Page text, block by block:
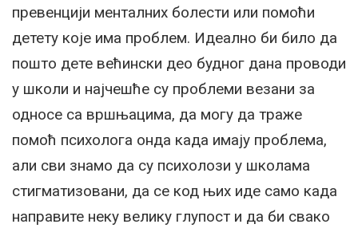
превенцији менталних болести или помоћи
детету које има проблем. Идеално би било да
пошто дете већински део будног дана проводи
у школи и најчешће су проблеми везани за
односе са вршњацима, да могу да траже
помоћ психолога онда када имају проблема,
али сви знамо да су психолози у школама
стигматизовани, да се код њих иде само када
направите неку велику глупост и да би свако